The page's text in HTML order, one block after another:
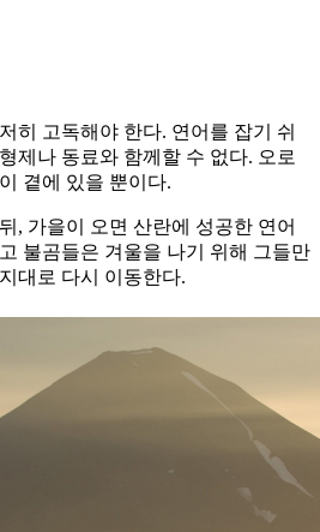
히 고독해야 한다. 연어를 잡기 쉬
제나 동료와 함께할 수 없다. 오로
곁에 있을 뿐이다.
, 가을이 오면 산란에 성공한 연어
불곰들은 겨울을 나기 위해 그들만
대로 다시 이동한다.